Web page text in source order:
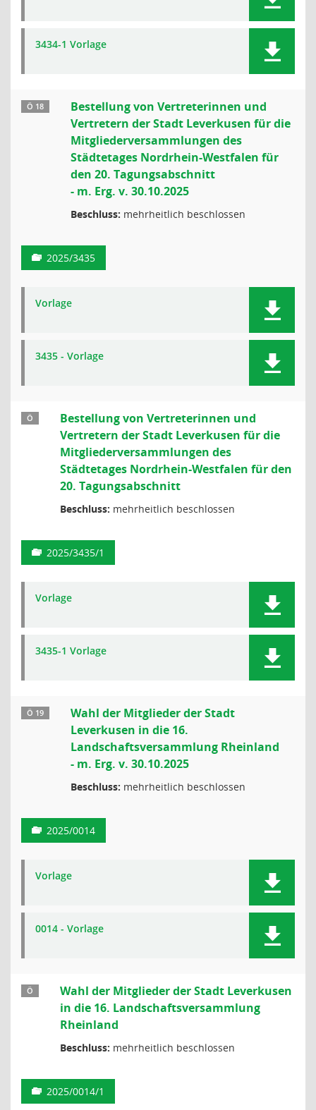
3434-1 Vorlage
Ö 18
Bestellung von Vertreterinnen und
Vertretern der Stadt Leverkusen für die
Mitgliederversammlungen des
Städtetages Nordrhein-Westfalen für
den 20. Tagungsabschnitt
- m. Erg. v. 30.10.2025
Beschluss: mehrheitlich beschlossen
2025/3435
Vorlage
3435 - Vorlage
Ö
Bestellung von Vertreterinnen und
Vertretern der Stadt Leverkusen für die
Mitgliederversammlungen des
Städtetages Nordrhein-Westfalen für den
20. Tagungsabschnitt
Beschluss: mehrheitlich beschlossen
2025/3435/1
Vorlage
3435-1 Vorlage
Ö 19
Wahl der Mitglieder der Stadt
Leverkusen in die 16.
Landschaftsversammlung Rheinland
- m. Erg. v. 30.10.2025
Beschluss: mehrheitlich beschlossen
2025/0014
Vorlage
0014 - Vorlage
Ö
Wahl der Mitglieder der Stadt Leverkusen
in die 16. Landschaftsversammlung
Rheinland
Beschluss: mehrheitlich beschlossen
2025/0014/1